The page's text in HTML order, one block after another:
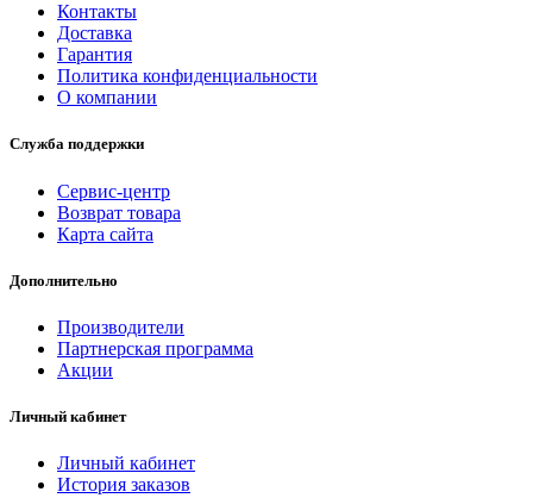
Контакты
Доставка
Гарантия
Политика конфиденциальности
О компании
Служба поддержки
Сервис-центр
Возврат товара
Карта сайта
Дополнительно
Производители
Партнерская программа
Акции
Личный кабинет
Личный кабинет
История заказов